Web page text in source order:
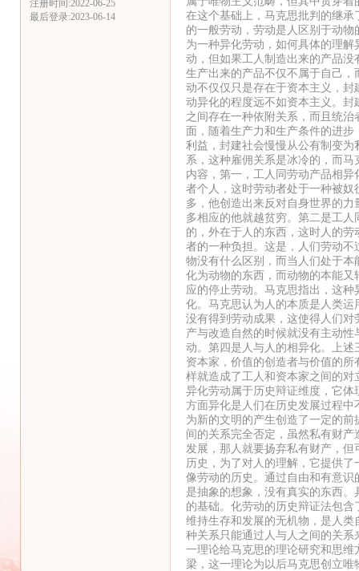
注册时间:2022-06-25
最后登录:2023-06-14
在这个基础上，马克思批判的继
的一般劳动，劳动是人区别于动
为一种异化劳动，如何具体的理
动，但如果工人制造出来的产品
生产出来的产品不仅不属于自己
动不仅仅只是存在于资本主义，
动异化的程度远不如资本主义。
之间存在一种依附关系，而且统
面，随着生产力和生产条件的进
利益，封建社会慢慢从公有制变
系，这种雇佣关系是冰冷的，而
内容，第一，工人同劳动产品相
者个人，这时劳动者处于一种被
多，他创造出来反对自身世界的
多相应的他就越贫穷。第二是工
的，外在于人的东西，这时人的
者的一种负担。这是，人们劳动
物没有什么区别，而当人们处于
化为动物的东西，而动物的本能
应的停止劳动。马克思指出，这
化。马克思认为人的本质是人类
没有得到劳动成果，这使得人们
产与改造自然的时候就没有主动
动。第四是人与人的相异化。上
资本家，价值的创造者与价值的
样就造成了工人和资本家之间的对
异化劳动属于历史辩证维度，它
方面异化是人们在历史发展过程
为新的文明的产生创造了一定的
间的关系完全否定，虽然私有财
发展，那人就要扬弃私有财产，
历史，为了对人的理解，它提供
像劳动的历史。通过自由和有意
是抽象的想象，没有真实的东西
的基础。化劳动的历史辩证法包
维持生存和发展的无机物，是人
种关系只能通过人与人之间的关
一理论给马克思的理论研究和思
梁，这一理论为以后马克思创立